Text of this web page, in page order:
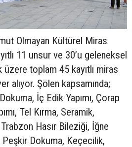
Olmayan Kültürel Miras
11 unsur ve 30’u geleneksel
üzere toplam 45 kayıtlı miras
alıyor. Şölen kapsamında;
İç Edik Yapımı, Çorap
Tel Kırma, Seramik,
Hasır Bileziği, İğne
Peşkir Dokuma, Keçecilik,